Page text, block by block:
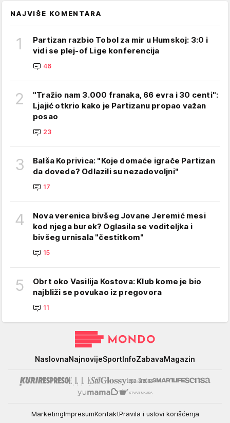
NAJVIŠE KOMENTARA
1
Partizan razbio Tobol za mir u Humskoj: 3:0 i
vidi se plej-of Lige konferencija
46
2
"Tražio nam 3.000 franaka, 66 evra i 30 centi":
Ljajić otkrio kako je Partizanu propao važan
posao
23
3
Balša Koprivica: "Koje domaće igrače Partizan
da dovede? Odlazili su nezadovoljni"
17
4
Nova verenica bivšeg Jovane Jeremić mesi
kod njega burek? Oglasila se voditeljka i
bivšeg urnisala "čestitkom"
15
5
Obrt oko Vasilija Kostova: Klub kome je bio
najbliži se povukao iz pregovora
11
NaslovnaNajnovijeSportInfoZabavaMagazin
MarketingImpresumKontaktPravila i uslovi korišćenja